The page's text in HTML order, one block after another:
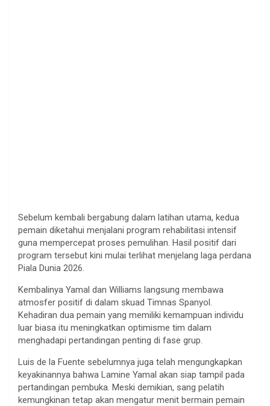
Sebelum kembali bergabung dalam latihan utama, kedua
pemain diketahui menjalani program rehabilitasi intensif
guna mempercepat proses pemulihan. Hasil positif dari
program tersebut kini mulai terlihat menjelang laga perdana
Piala Dunia 2026.
Kembalinya Yamal dan Williams langsung membawa
atmosfer positif di dalam skuad Timnas Spanyol.
Kehadiran dua pemain yang memiliki kemampuan individu
luar biasa itu meningkatkan optimisme tim dalam
menghadapi pertandingan penting di fase grup.
Luis de la Fuente sebelumnya juga telah mengungkapkan
keyakinannya bahwa Lamine Yamal akan siap tampil pada
pertandingan pembuka. Meski demikian, sang pelatih
kemungkinan tetap akan mengatur menit bermain pemain